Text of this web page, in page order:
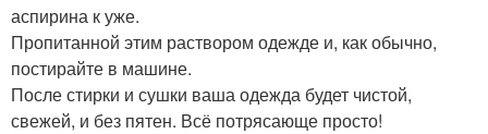
аспирина к уже.
Пропитанной этим раствором одежде и, как обычно,
постирайте в машине.
После стирки и сушки ваша одежда будет чистой,
свежей, и без пятен. Всё потрясающе просто!